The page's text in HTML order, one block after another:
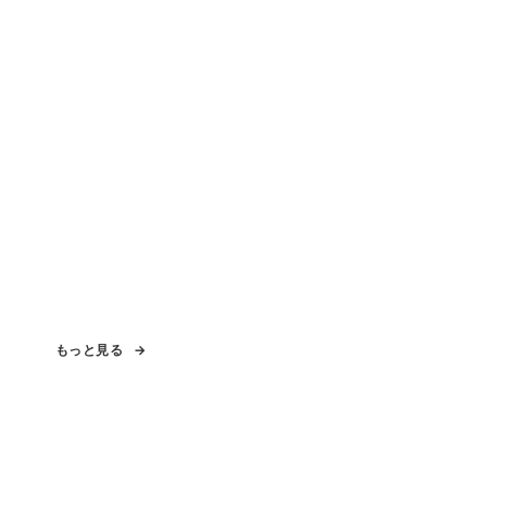
もっと見る